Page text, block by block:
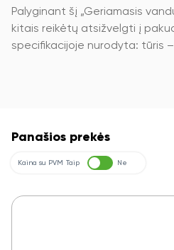
Palyginant šį „Geriamasis
kitais reikėtų atsižvelgti į
specifikacijoje nurodyta: tūris –
Panašios prekės
Kaina su PVM Taip Ne